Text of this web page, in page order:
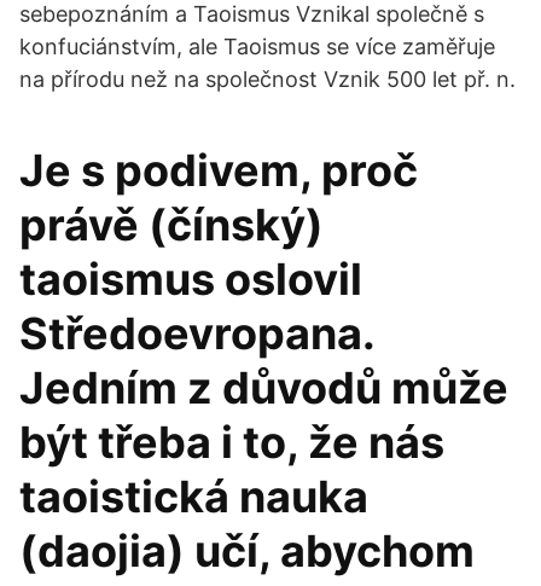
sebepoznáním a Taoismus Vznikal společně s
konfuciánstvím, ale Taoismus se více zaměřuje
na přírodu než na společnost Vznik 500 let př. n.
Je s podivem, proč
právě (čínský)
taoismus oslovil
Středoevropana.
Jedním z důvodů může
být třeba i to, že nás
taoistická nauka
(daojia) učí, abychom